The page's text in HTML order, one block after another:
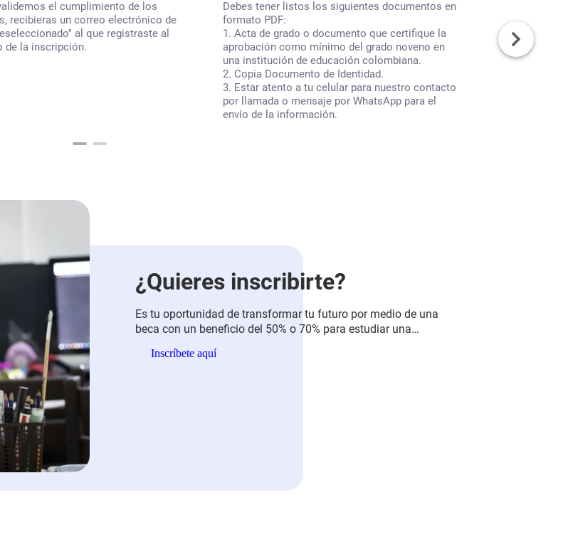
el cumplimiento de los
recibieras un correo electrónico de
al que registraste al
de la inscripción.
Debes tener listos los siguientes documentos en
formato PDF:
1. Acta de grado o documento que certifique la
aprobación como mínimo del grado noveno en
una institución de educación colombiana.
2. Copia Documento de Identidad.
3. Estar atento a tu celular para nuestro contacto
por llamada o mensaje por WhatsApp para el
envío de la información.
del costo
pago antes de
Durante este
¿Quieres inscribirte?
Es tu oportunidad de transformar tu futuro por medio de una
beca con un beneficio del 50% o 70% para estudiar una
profesionales y personales.
Inscríbete aquí